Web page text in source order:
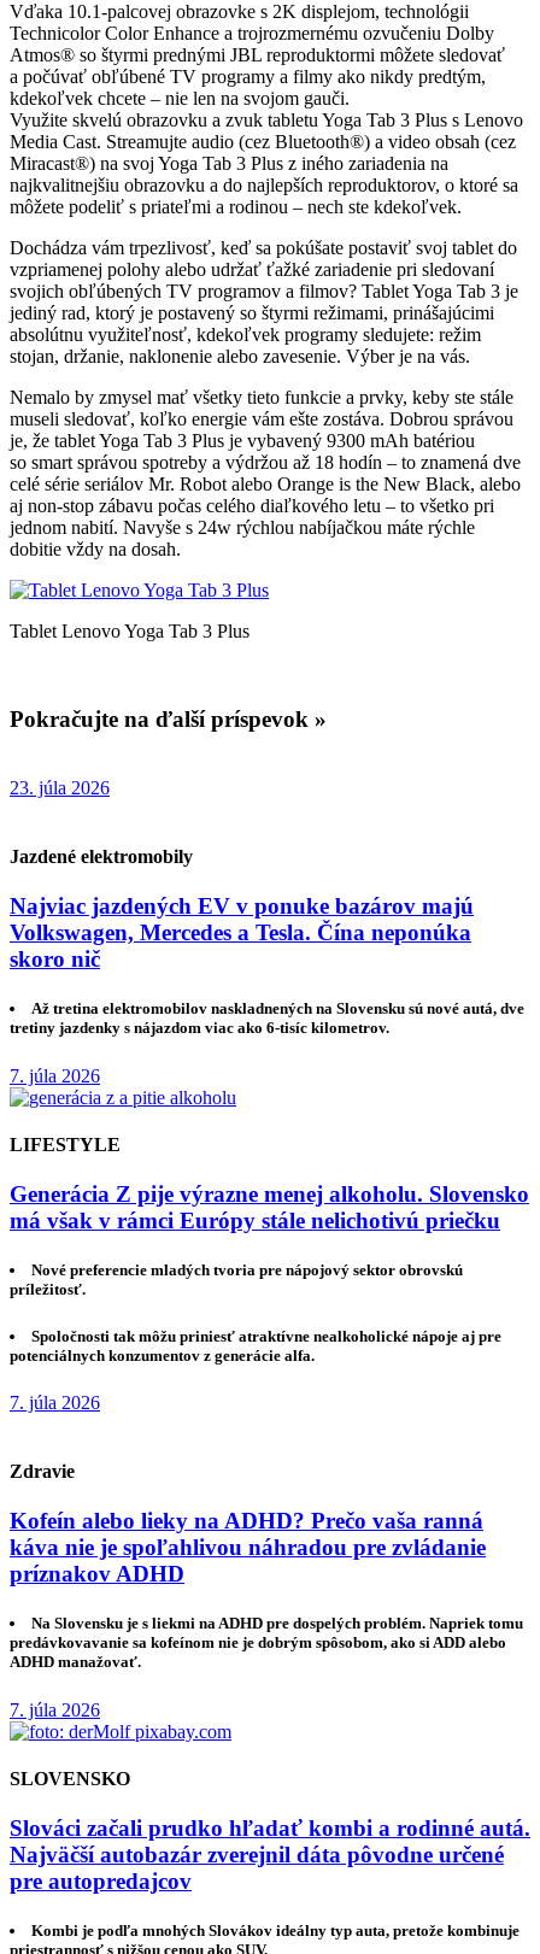
Vďaka 10.1-palcovej obrazovke s 2K displejom, technológii
Technicolor Color Enhance a trojrozmernému ozvučeniu Dolby
Atmos® so štyrmi prednými JBL reproduktormi môžete sledovať
a počúvať obľúbené TV programy a filmy ako nikdy predtým,
kdekoľvek chcete – nie len na svojom gauči.
Využite skvelú obrazovku a zvuk tabletu Yoga Tab 3 Plus s Lenovo
Media Cast. Streamujte audio (cez Bluetooth®) a video obsah (cez
Miracast®) na svoj Yoga Tab 3 Plus z iného zariadenia na
najkvalitnejšiu obrazovku a do najlepších reproduktorov, o ktoré sa
môžete podeliť s priateľmi a rodinou – nech ste kdekoľvek.
Dochádza vám trpezlivosť, keď sa pokúšate postaviť svoj tablet do
vzpriamenej polohy alebo udržať ťažké zariadenie pri sledovaní
svojich obľúbených TV programov a filmov? Tablet Yoga Tab 3 je
jediný rad, ktorý je postavený so štyrmi režimami, prinášajúcimi
absolútnu využiteľnosť, kdekoľvek programy sledujete: režim
stojan, držanie, naklonenie alebo zavesenie. Výber je na vás.
Nemalo by zmysel mať všetky tieto funkcie a prvky, keby ste stále
museli sledovať, koľko energie vám ešte zostáva. Dobrou správou
je, že tablet Yoga Tab 3 Plus je vybavený 9300 mAh batériou
so smart správou spotreby a výdržou až 18 hodín – to znamená dve
celé série seriálov Mr. Robot alebo Orange is the New Black, alebo
aj non-stop zábavu počas celého diaľkového letu – to všetko pri
jednom nabití. Navyše s 24w rýchlou nabíjačkou máte rýchle
dobitie vždy na dosah.
Tablet Lenovo Yoga Tab 3 Plus
Pokračujte na ďalší príspevok »
23. júla 2026
Jazdené elektromobily
Najviac jazdených EV v ponuke bazárov majú
Volkswagen, Mercedes a Tesla. Čína neponúka
skoro nič
Až tretina elektromobilov naskladnených na Slovensku sú nové autá, dve
tretiny jazdenky s nájazdom viac ako 6-tisíc kilometrov.
7. júla 2026
LIFESTYLE
Generácia Z pije výrazne menej alkoholu. Slovensko
má však v rámci Európy stále nelichotivú priečku
Nové preferencie mladých tvoria pre nápojový sektor obrovskú
príležitosť.
Spoločnosti tak môžu priniesť atraktívne nealkoholické nápoje aj pre
potenciálnych konzumentov z generácie alfa.
7. júla 2026
Zdravie
Kofeín alebo lieky na ADHD? Prečo vaša ranná
káva nie je spoľahlivou náhradou pre zvládanie
príznakov ADHD
Na Slovensku je s liekmi na ADHD pre dospelých problém. Napriek tomu
predávkovavanie sa kofeínom nie je dobrým spôsobom, ako si ADD alebo
ADHD manažovať.
7. júla 2026
SLOVENSKO
Slováci začali prudko hľadať kombi a rodinné autá.
Najväčší autobazár zverejnil dáta pôvodne určené
pre autopredajcov
Kombi je podľa mnohých Slovákov ideálny typ auta, pretože kombinuje
priestrannosť s nižšou cenou ako SUV.